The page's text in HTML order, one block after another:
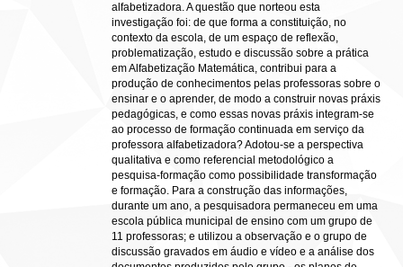
alfabetizadora. A questão que norteou esta
investigação foi: de que forma a constituição, no
contexto da escola, de um espaço de reflexão,
problematização, estudo e discussão sobre a prática
em Alfabetização Matemática, contribui para a
produção de conhecimentos pelas professoras sobre o
ensinar e o aprender, de modo a construir novas práxis
pedagógicas, e como essas novas práxis integram-se
ao processo de formação continuada em serviço da
professora alfabetizadora? Adotou-se a perspectiva
qualitativa e como referencial metodológico a
pesquisa-formação como possibilidade transformação
e formação. Para a construção das informações,
durante um ano, a pesquisadora permaneceu em uma
escola pública municipal de ensino com um grupo de
11 professoras; e utilizou a observação e o grupo de
discussão gravados em áudio e vídeo e a análise dos